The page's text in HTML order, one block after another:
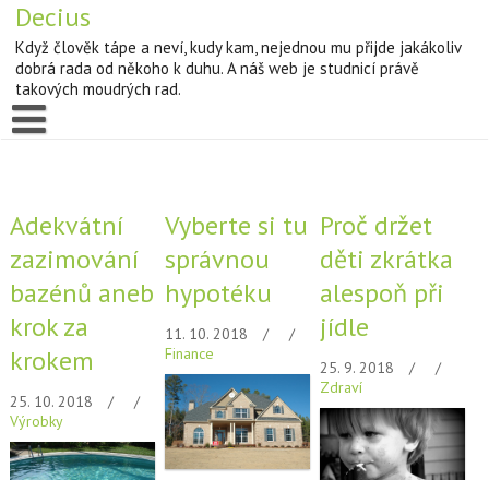
Decius
Když člověk tápe a neví, kudy kam, nejednou mu přijde jakákoliv
dobrá rada od někoho k duhu. A náš web je studnicí právě
takových moudrých rad.
Adekvátní
zazimování
bazénů aneb
krok za
krokem
25. 10. 2018
Výrobky
Vyberte si tu
správnou
hypotéku
11. 10. 2018
Finance
Proč držet
děti zkrátka
alespoň při
jídle
25. 9. 2018
Zdraví